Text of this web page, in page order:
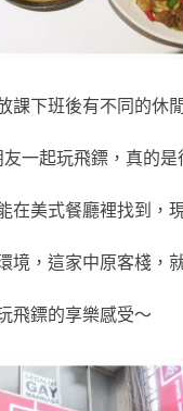
課下班後有不同的休
一起玩飛鏢，真的是
在美式餐廳裡找到，
境，這家中原客棧，
飛鏢的享樂感受～